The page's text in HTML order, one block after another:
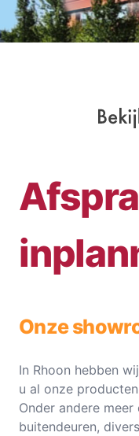
Onze
In Rhoon hebben
u al onze
Onder andere
buitendeuren,